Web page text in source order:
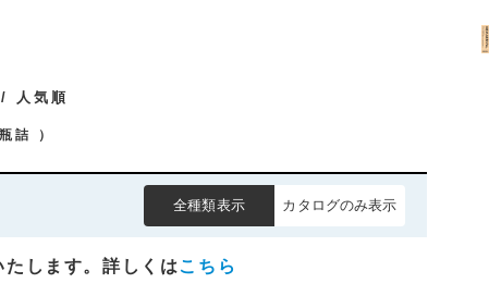
/ 人気順
詰 ）
全種類表示 カタログのみ表示
たします。詳しくはこちら